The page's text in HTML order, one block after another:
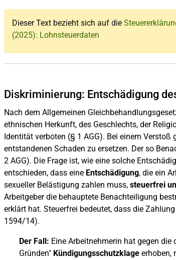
Dieser Text bezieht sich auf die
(2025): Lohnsteuerdaten
Diskriminierung: Entschädigung
Nach dem Allgemeinen
ethnischen Herkunft, des Geschlechts, der
Identität verboten (§ 1 AGG). Bei einem Verstoß
entstandenen Schaden zu ersetzen. Der so
2 AGG). Die Frage ist, wie eine solche
entschieden, dass eine Entschädigung, die ein
sexueller Belästigung zahlen muss, steuerfrei
Arbeitgeber die behauptete Benachteiligung
erklärt hat. Steuerfrei bedeutet, dass die
1594/14).
Der Fall: Eine Arbeitnehmerin hat gegen
Gründen" Kündigungsschutzklage erhoben,